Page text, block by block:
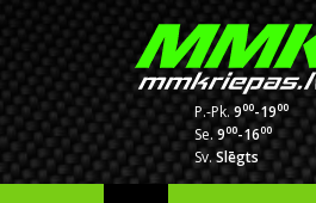
P.-Pk.900-1900
Se.900-1600
Sv.Slēgts